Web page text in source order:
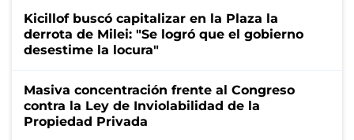
Kicillof buscó capitalizar en la Plaza la
derrota de Milei: "Se logró que el gobierno
desestime la locura"
Masiva concentración frente al Congreso
contra la Ley de Inviolabilidad de la
Propiedad Privada